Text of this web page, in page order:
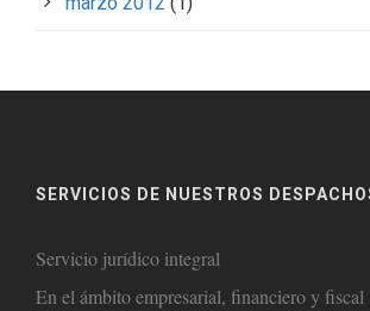
SERVICIOS DE NUESTROS
Servicio jurídico integral
En el ámbito empresarial, financiero y fiscal